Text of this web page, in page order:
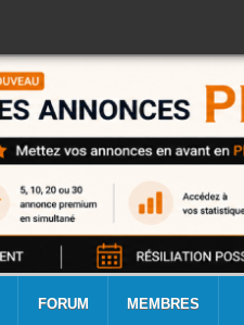
FORUM MEMBRES